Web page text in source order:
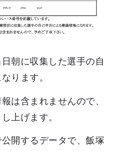
朝に収集した選手の自
ります。
は含まれませんので、
上げます。
開するデータで、飯塚